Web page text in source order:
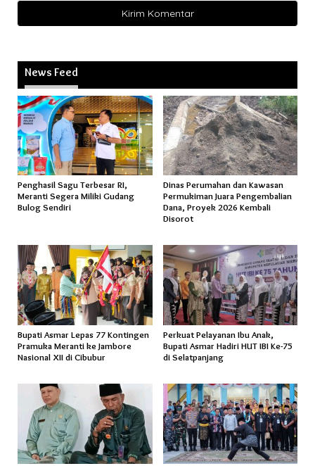
News Feed
Penghasil Sagu Terbesar RI,
Meranti Segera Miliki Gudang
Bulog Sendiri
Dinas Perumahan dan Kawasan
Permukiman Juara Pengembalian
Dana, Proyek 2026 Kembali
Disorot
Bupati Asmar Lepas 77 Kontingen
Pramuka Meranti ke Jambore
Nasional XII di Cibubur
Perkuat Pelayanan Ibu Anak,
Bupati Asmar Hadiri HUT IBI Ke-75
di Selatpanjang